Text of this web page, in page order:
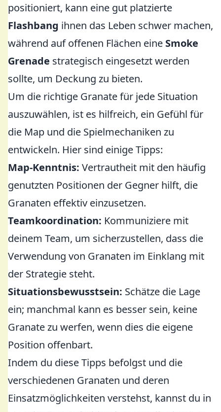
positioniert, kann eine gut platzierte
Flashbang ihnen das Leben schwer machen,
während auf offenen Flächen eine Smoke
Grenade strategisch eingesetzt werden
sollte, um Deckung zu bieten.
Um die richtige Granate für jede Situation
auszuwählen, ist es hilfreich, ein Gefühl für
die Map und die Spielmechaniken zu
entwickeln. Hier sind einige Tipps:
Map-Kenntnis: Vertrautheit mit den häufig
genutzten Positionen der Gegner hilft, die
Granaten effektiv einzusetzen.
Teamkoordination: Kommuniziere mit
deinem Team, um sicherzustellen, dass die
Verwendung von Granaten im Einklang mit
der Strategie steht.
Situationsbewusstsein: Schätze die Lage
ein; manchmal kann es besser sein, keine
Granate zu werfen, wenn dies die eigene
Position offenbart.
Indem du diese Tipps befolgst und die
verschiedenen Granaten und deren
Einsatzmöglichkeiten verstehst, kannst du in